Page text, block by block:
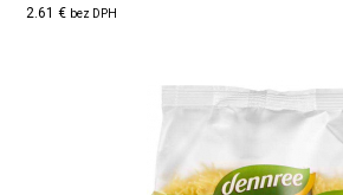
2.61 € bez DPH